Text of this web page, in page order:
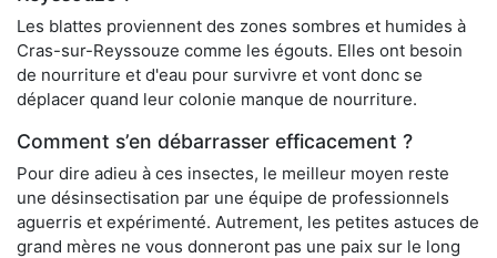
Les blattes proviennent des zones sombres et humides à
Cras-sur-Reyssouze comme les égouts. Elles ont besoin
de nourriture et d'eau pour survivre et vont donc se
déplacer quand leur colonie manque de nourriture.
Comment s’en débarrasser efficacement ?
Pour dire adieu à ces insectes, le meilleur moyen reste
une désinsectisation par une équipe de professionnels
aguerris et expérimenté. Autrement, les petites astuces de
grand mères ne vous donneront pas une paix sur le long